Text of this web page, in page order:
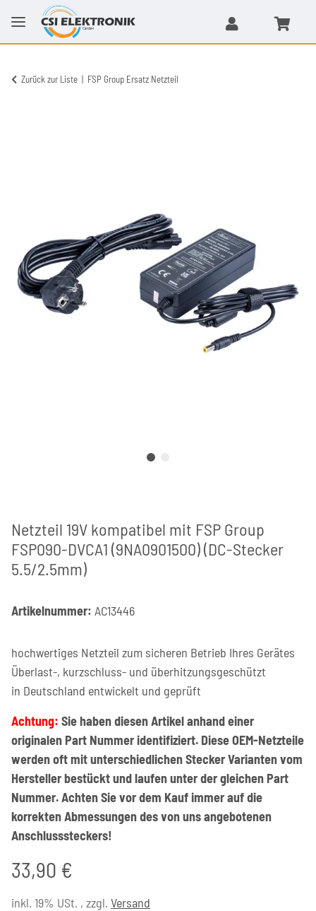
Zurück zur Liste FSP Group Ersatz Netzteil
Netzteil 19V kompatibel mit FSP Group
FSP090-DVCA1 (9NA0901500) (DC-Stecker
5.5/2.5mm)
Artikelnummer: AC13446
hochwertiges Netzteil zum sicheren Betrieb Ihres Gerätes
Überlast-, kurzschluss- und überhitzungsgeschützt
in Deutschland entwickelt und geprüft
Achtung: Sie haben diesen Artikel anhand einer
originalen Part Nummer identifiziert. Diese OEM-Netzteile
werden oft mit unterschiedlichen Stecker Varianten vom
Hersteller bestückt und laufen unter der gleichen Part
Nummer. Achten Sie vor dem Kauf immer auf die
korrekten Abmessungen des von uns angebotenen
Anschlusssteckers!
33,90 €
inkl. 19% USt. , zzgl. Versand